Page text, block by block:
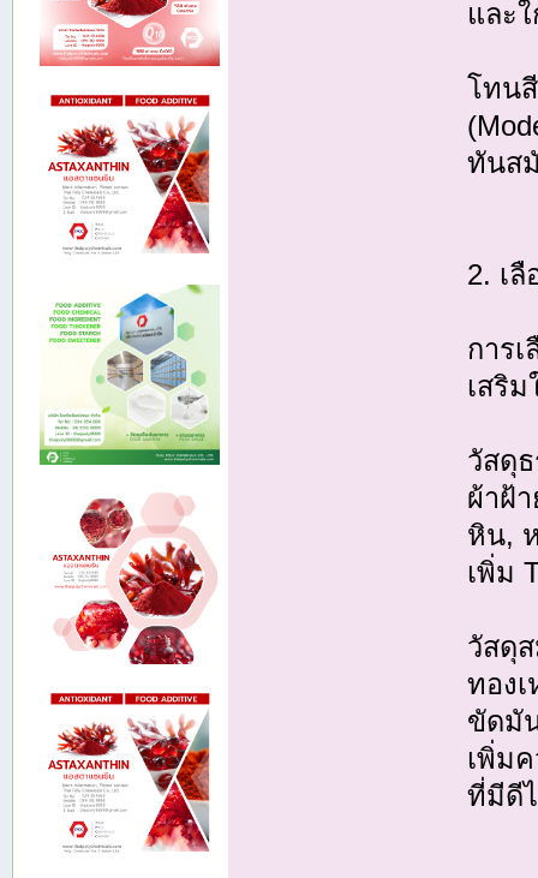
และ
โทน
ทันส
2. เ
การ
เสริ
วัสดุ
ผ้าฝ้
หิน,
เพิ่ม
วัสดุ
ทอง
ขัดมั
เพิ่ม
ที่มีดี